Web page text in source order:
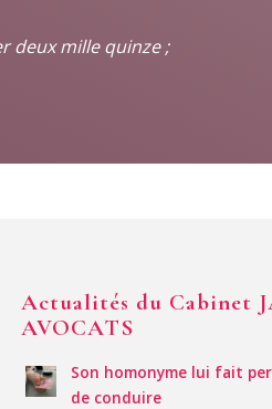
deux mille quinze ;
Actualités du Cabinet
AVOCATS
Son homonyme lui fait
de conduire